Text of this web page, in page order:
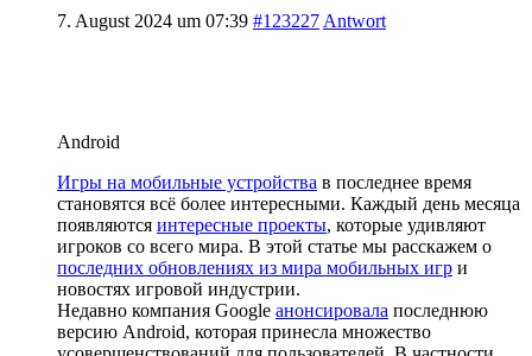
7. August 2024 um 07:39 #123227 Antwort
Android
Игры на мобильные устройства в последнее время
становятся всё более интересными. Каждый день месяца
появляются интересные проекты, которые удивляют
игроков со всего мира. В этой статье мы расскажем о
последних обновлениях из мира мобильных игр и
новостях игровой индустрии.
Недавно компания Google анонсировала последнюю
версию Android, которая принесла множество